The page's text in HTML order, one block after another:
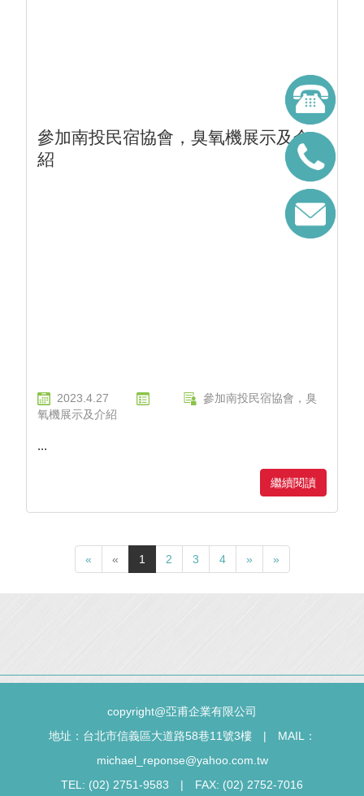
參加南投民宿協會，臭氧機展示及介
紹
2023.4.27
參加南投民宿協會，臭
氧機展示及介紹
...
繼續閱讀
« « 1 2 3 4 » »
copyright@亞甫企業有限公司
地址：台北市信義區大道路58巷11號3樓 | MAIL：
michael_reponse@yahoo.com.tw
TEL: (02) 2751-9583 | FAX: (02) 2752-7016